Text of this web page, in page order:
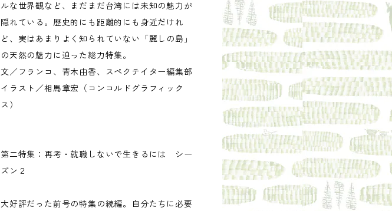
ルな世界観など、まだまだ台湾には未知の魅力が
隠れている。歴史的にも距離的にも身近だけれ
ど、実はあまりよく知られていない「麗しの島」
の天然の魅力に迫った総力特集。
文／フランコ、青木由香、スペクテイター編集部
イラスト／相馬章宏（コンコルドグラフィック
ス）
第二特集：再考・就職しないで生きるには シー
ズン２
大好評だった前号の特集の続編。自分たちに必要